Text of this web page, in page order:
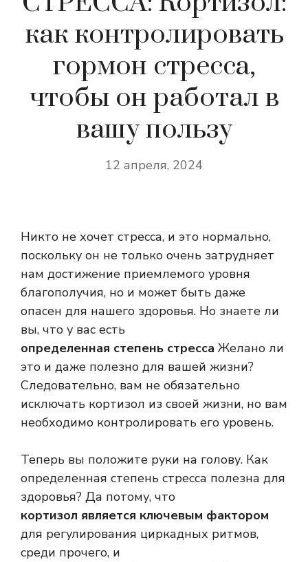
как контролировать
гормон стресса,
чтобы он работал в
вашу пользу
12 апреля, 2024
Никто не хочет стресса, и это нормально,
поскольку он не только очень затрудняет
нам достижение приемлемого уровня
благополучия, но и может быть даже
опасен для нашего здоровья. Но знаете ли
вы, что у вас есть
определенная степень стресса Желано ли
это и даже полезно для вашей жизни?
Следовательно, вам не обязательно
исключать кортизол из своей жизни, но вам
необходимо контролировать его уровень.
Теперь вы положите руки на голову. Как
определенная степень стресса полезна для
здоровья? Да потому, что
кортизол является ключевым фактором
для регулирования циркадных ритмов,
среди прочего, и